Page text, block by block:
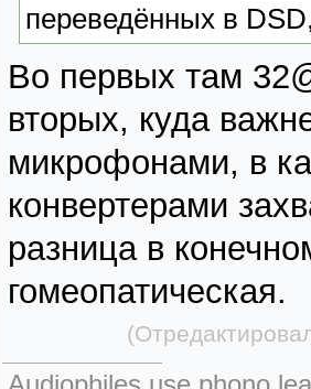
переведённых в
Во первых там
вторых, куда
микрофонами, в
конвертерами
разница в
гомеопатическая.